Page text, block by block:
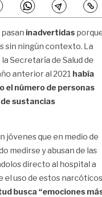
inadvertidas
sin ningún contexto. La
Secretaría de Salud de
anterior al 2021 había
el número de personas
sustancias
jóvenes que en medio de
medirse y abusan de las
directo al hospital a
el uso de estos
busca “emociones